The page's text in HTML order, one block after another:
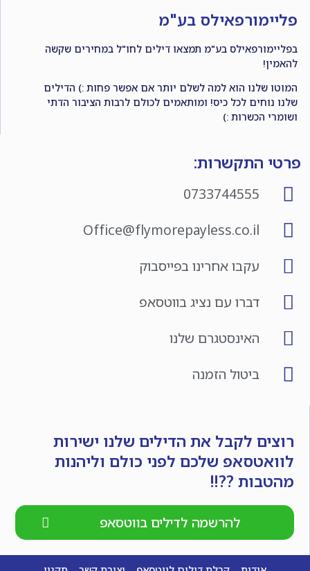
פליימורפאילס בע"מ
בפליימורפאילס בע"מ תמצאו דילים לחו"ל במחירים שקשה
להאמין!
המוטו שלנו הוא למה לשלם יותר אם אפשר פחות :) הדילים
שלנו נוחים לכל כיס! ומותאמים לכולם לרבות הציבור הדתי
ושומרי הכשרות :)
פרטי התקשרות:
0733744555
Office@flymorepayless.co.il
עקבו אחרינו בפייסבוק
דברו עם נציג בווטסאפ
האינסטגרם שלנו
ביטול הזמנה
רוצים לקבל את הדילים שלנו ישירות
לוואטסאפ שלכם לפני כולם וליהנות
מהטבות ??!!
להרשמה לדילים בווטסאפ